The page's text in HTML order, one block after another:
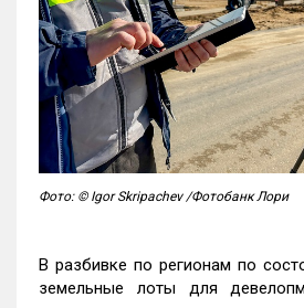
Фото: © Igor Skripachev /Фотобанк Лори
В разбивке по регионам по
земельные лоты для